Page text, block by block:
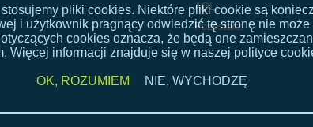
AOL:
Pozostałe:
pliki cookies. Niektóre pliki cookie są
i użytkownik pragnący odwiedzić tę stronę nie
cookies oznacza, że będą one
Więcej informacji znajduje się w naszej polityce
OK, ROZUMIEM NIE, WYCHODZĘ